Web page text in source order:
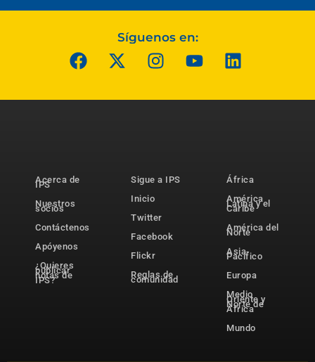
Síguenos en:
Acerca de
IPS
Nuestros
socios
Contáctenos
Apóyenos
¿Quieres
publicar
notas de
IPS?
Sigue a IPS
Inicio
Twitter
Facebook
Flickr
Reglas de
comunidad
África
América
Latina y el
Caribe
América del
Norte
Asia-
Pacífico
Europa
Medio
Oriente y
Norte de
África
Mundo